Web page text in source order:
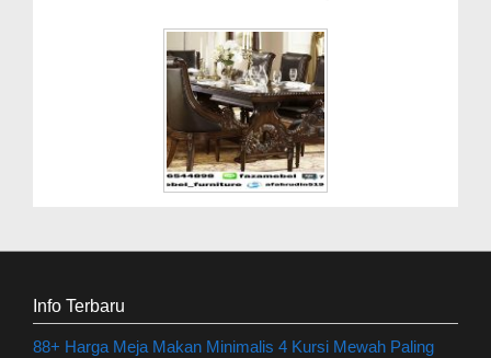
Info Terbaru
88+ Harga Meja Makan Minimalis 4 Kursi Mewah Paling